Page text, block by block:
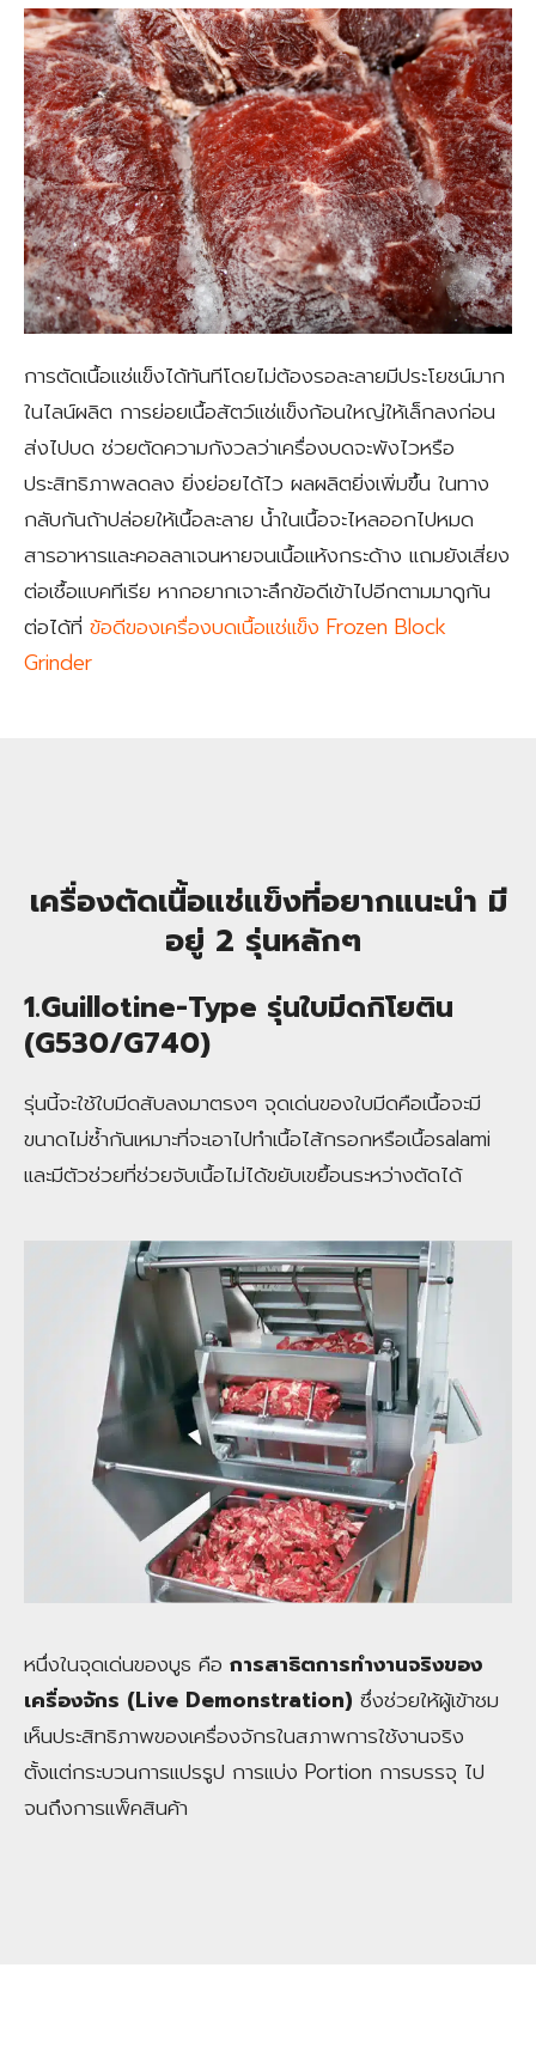
การตัดเนื้อแช่แข็งได้ทันทีโดยไม่ต้องรอละลายมีประโยชน์มาก
ในไลน์ผลิต การย่อยเนื้อสัตว์แช่แข็งก้อนใหญ่ให้เล็กลงก่อน
ส่งไปบด ช่วยตัดความกังวลว่าเครื่องบดจะพังไวหรือ
ประสิทธิภาพลดลง ยิ่งย่อยได้ไว ผลผลิตยิ่งเพิ่มขึ้น ในทาง
กลับกันถ้าปล่อยให้เนื้อละลาย น้ำในเนื้อจะไหลออกไปหมด
สารอาหารและคอลลาเจนหายจนเนื้อแห้งกระด้าง แถมยังเสี่ยง
ต่อเชื้อแบคทีเรีย หากอยากเจาะลึกข้อดีเข้าไปอีกตามมาดูกัน
ต่อได้ที่ ข้อดีของเครื่องบดเนื้อแช่แข็ง Frozen Block
Grinder
เครื่องตัดเนื้อแช่แข็งที่อยากแนะนำ มี
อยู่ 2 รุ่นหลักๆ
1.Guillotine-Type รุ่นใบมีดกิโยติน
(G530/G740)
รุ่นนี้จะใช้ใบมีดสับลงมาตรงๆ จุดเด่นของใบมีดคือเนื้อจะมี
ขนาดไม่ซ้ำกันเหมาะที่จะเอาไปทำเนื้อไส้กรอกหรือเนื้อsalami
และมีตัวช่วยที่ช่วยจับเนื้อไม่ได้ขยับเขยื้อนระหว่างตัดได้
หนึ่งในจุดเด่นของบูธ คือ การสาธิตการทำงานจริงของ
เครื่องจักร (Live Demonstration) ซึ่งช่วยให้ผู้เข้าชม
เห็นประสิทธิภาพของเครื่องจักรในสภาพการใช้งานจริง
ตั้งแต่กระบวนการแปรรูป การแบ่ง Portion การบรรจุ ไป
จนถึงการแพ็คสินค้า